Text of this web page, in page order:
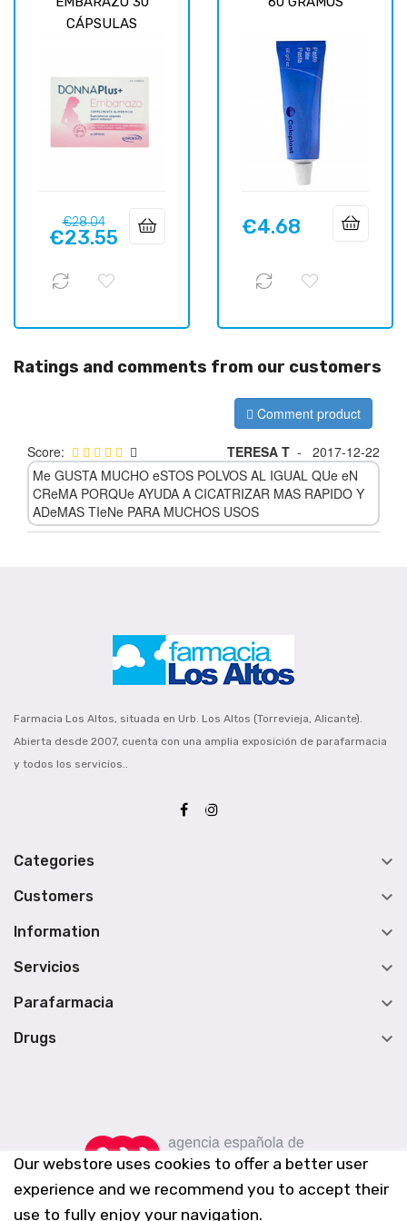
Our webstore uses cookies to offer a better user
experience and we recommend you to accept their
use to fully enjoy your navigation.
CÁPSULAS
Regular
price
€28.04Price
€23.55 Price
€4.68
Ratings and comments from our customers
Comment product
Score: TERESA T -
2017-12-22
Me GUSTA MUCHO eSTOS POLVOS AL IGUAL QUe eN
CReMA PORQUe AYUDA A CICATRIZAR MAS RAPIDO Y
ADeMAS TIeNe PARA MUCHOS USOS
Farmacia Los Altos, situada en Urb. Los Altos (Torrevieja, Alicante).
Abierta desde 2007, cuenta con una amplia exposición de parafarmacia
y todos los servicios..
Categories 
Customers 
Information 
Servicios 
Parafarmacia 
Drugs 